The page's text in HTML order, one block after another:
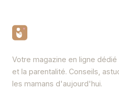
Votre magazine en ligne
et la parentalité. Conseils,
les mamans d'aujourd'hui.